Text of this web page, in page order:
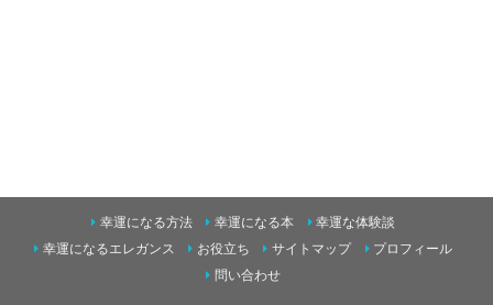
幸運になる方法 幸運になる本
幸運な体験談
幸運になるエレガンス
お役立ち サイトマップ
プロフィール
問い合わせ